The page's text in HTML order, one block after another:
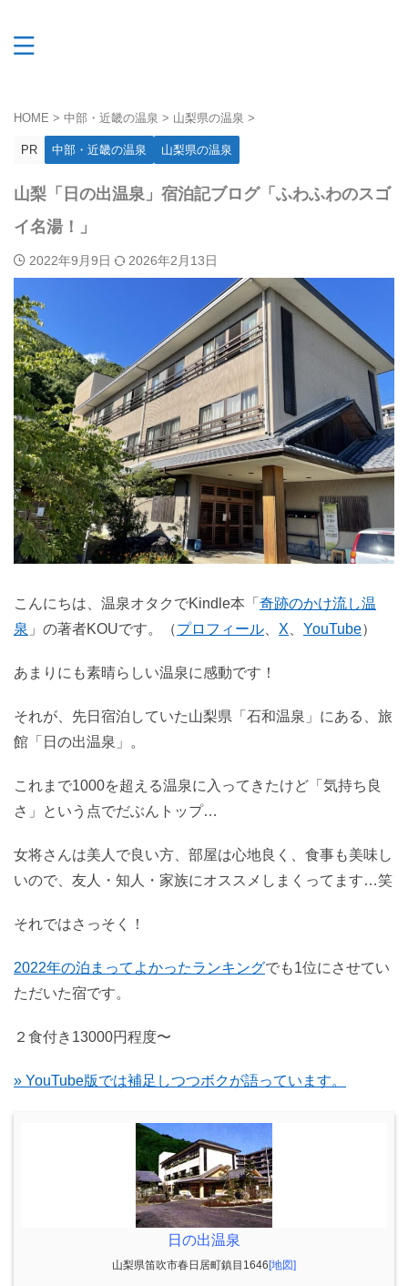
HOME > 中部・近畿の温泉 > 山梨県の温泉 >
PR 中部・近畿の温泉 山梨県の温泉
山梨「日の出温泉」宿泊記ブログ「ふわふわのスゴ
イ名湯！」
2022年9月9日 2026年2月13日
こんにちは、温泉オタクでKindle本「 奇跡のかけ流し温
泉 」の著者KOUです。（プロフィール X YouTube）
あまりにも素晴らしい温泉に感動です！
それが、先日宿泊していた山梨県「石和温泉」にある、旅
館「日の出温泉」。
これまで1000を超える温泉に入ってきたけど「気持ち良
さ」という点でだぶんトップ…
女将さんは美人で良い方、部屋は心地良く、食事も美味し
いので、友人・知人・家族にオススメしまくってます…笑
それではさっそく！
2022年の泊まってよかったランキングでも1位にさせてい
ただいた宿です。
２食付き13000円程度〜
» YouTube版では補足しつつボクが語っています。
日の出温泉
山梨県笛吹市春日居町鎮目1646 [地図]